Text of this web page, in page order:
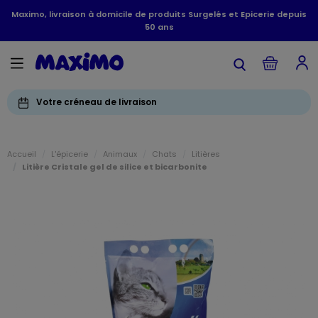
Maximo, livraison à domicile de produits Surgelés et Epicerie depuis
50 ans
Votre créneau de livraison
Accueil L'épicerie Animaux Chats
Litières
Litière Cristale gel de silice et bicarbonite